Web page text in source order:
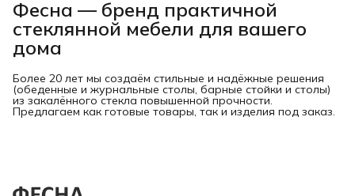
Фесна — бренд практичной
стеклянной мебели для вашего
дома
Более 20 лет мы создаём стильные и надёжные решения
(обеденные и журнальные столы, барные стойки и столы)
из закалённого стекла повышенной прочности.
Предлагаем как готовые товары, так и изделия под заказ.